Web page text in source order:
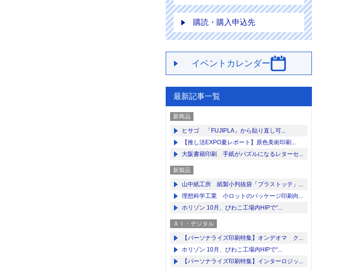
購読・購入申込先
イベントカレンダー
最新記事一覧
新商品
ヒサゴ 「FUJIPLA」から貼り直し可...
【推し活EXPO夏レポート】原色美術印刷...
大阪書籍印刷 手紙がパズルになるレターセ...
新製品
山中紙工所 紙製小判抜袋「プラストッテ」...
理想科学工業 小ロットのパッケージ印刷向...
ホリゾン 10月、びわこ工場内HIPで“...
ＡＩ・デジタル
【パーソナライズ印刷特集】オンデオマ ク...
ホリゾン 10月、びわこ工場内HIPで“...
【パーソナライズ印刷特集】インターロジッ...